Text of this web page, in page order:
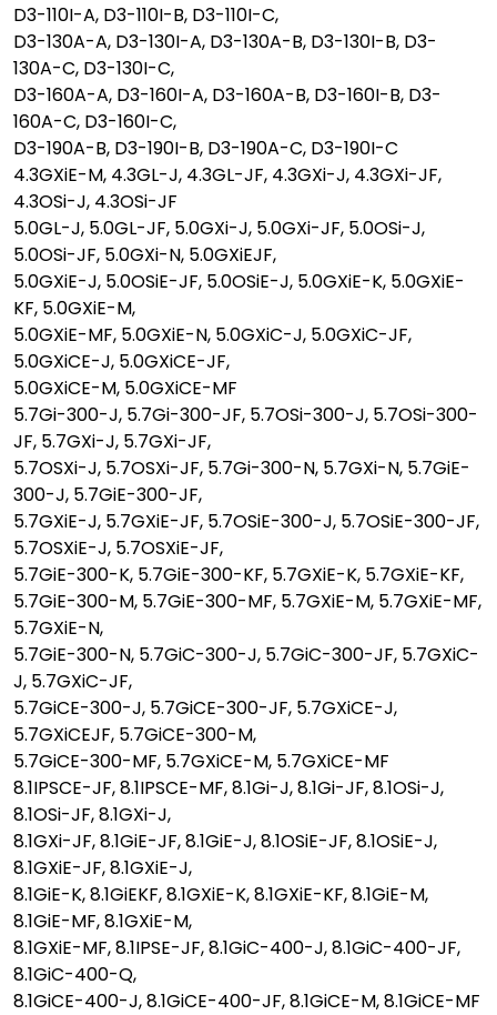
D3-110I-A, D3-110I-B, D3-110I-C,
D3-130A-A, D3-130I-A, D3-130A-B, D3-130I-B, D3-
130A-C, D3-130I-C,
D3-160A-A, D3-160I-A, D3-160A-B, D3-160I-B, D3-
160A-C, D3-160I-C,
D3-190A-B, D3-190I-B, D3-190A-C, D3-190I-C
4.3GXiE-M, 4.3GL-J, 4.3GL-JF, 4.3GXi-J, 4.3GXi-JF,
4.3OSi-J, 4.3OSi-JF
5.0GL-J, 5.0GL-JF, 5.0GXi-J, 5.0GXi-JF, 5.0OSi-J,
5.0OSi-JF, 5.0GXi-N, 5.0GXiEJF,
5.0GXiE-J, 5.0OSiE-JF, 5.0OSiE-J, 5.0GXiE-K, 5.0GXiE-
KF, 5.0GXiE-M,
5.0GXiE-MF, 5.0GXiE-N, 5.0GXiC-J, 5.0GXiC-JF,
5.0GXiCE-J, 5.0GXiCE-JF,
5.0GXiCE-M, 5.0GXiCE-MF
5.7Gi-300-J, 5.7Gi-300-JF, 5.7OSi-300-J, 5.7OSi-300-
JF, 5.7GXi-J, 5.7GXi-JF,
5.7OSXi-J, 5.7OSXi-JF, 5.7Gi-300-N, 5.7GXi-N, 5.7GiE-
300-J, 5.7GiE-300-JF,
5.7GXiE-J, 5.7GXiE-JF, 5.7OSiE-300-J, 5.7OSiE-300-JF,
5.7OSXiE-J, 5.7OSXiE-JF,
5.7GiE-300-K, 5.7GiE-300-KF, 5.7GXiE-K, 5.7GXiE-KF,
5.7GiE-300-M, 5.7GiE-300-MF, 5.7GXiE-M, 5.7GXiE-MF,
5.7GXiE-N,
5.7GiE-300-N, 5.7GiC-300-J, 5.7GiC-300-JF, 5.7GXiC-
J, 5.7GXiC-JF,
5.7GiCE-300-J, 5.7GiCE-300-JF, 5.7GXiCE-J,
5.7GXiCEJF, 5.7GiCE-300-M,
5.7GiCE-300-MF, 5.7GXiCE-M, 5.7GXiCE-MF
8.1IPSCE-JF, 8.1IPSCE-MF, 8.1Gi-J, 8.1Gi-JF, 8.1OSi-J,
8.1OSi-JF, 8.1GXi-J,
8.1GXi-JF, 8.1GiE-JF, 8.1GiE-J, 8.1OSiE-JF, 8.1OSiE-J,
8.1GXiE-JF, 8.1GXiE-J,
8.1GiE-K, 8.1GiEKF, 8.1GXiE-K, 8.1GXiE-KF, 8.1GiE-M,
8.1GiE-MF, 8.1GXiE-M,
8.1GXiE-MF, 8.1IPSE-JF, 8.1GiC-400-J, 8.1GiC-400-JF,
8.1GiC-400-Q,
8.1GiCE-400-J, 8.1GiCE-400-JF, 8.1GiCE-M, 8.1GiCE-MF